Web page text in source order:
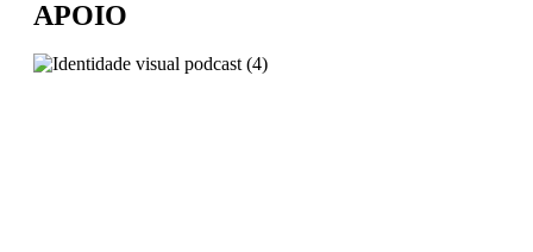
APOIO